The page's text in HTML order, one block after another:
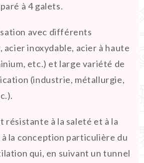
à 4 galets.
avec différents
acier inoxydable, acier à haute
etc.) et large variété de
(industrie, métallurgie,
résistante à la saleté et à la
la conception particulière du
qui, en suivant un tunnel